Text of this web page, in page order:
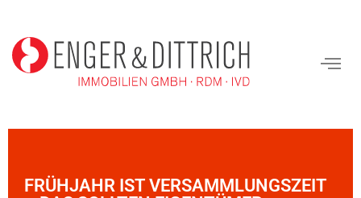
FRÜHJAHR IST VERSAMMLUNGSZEIT